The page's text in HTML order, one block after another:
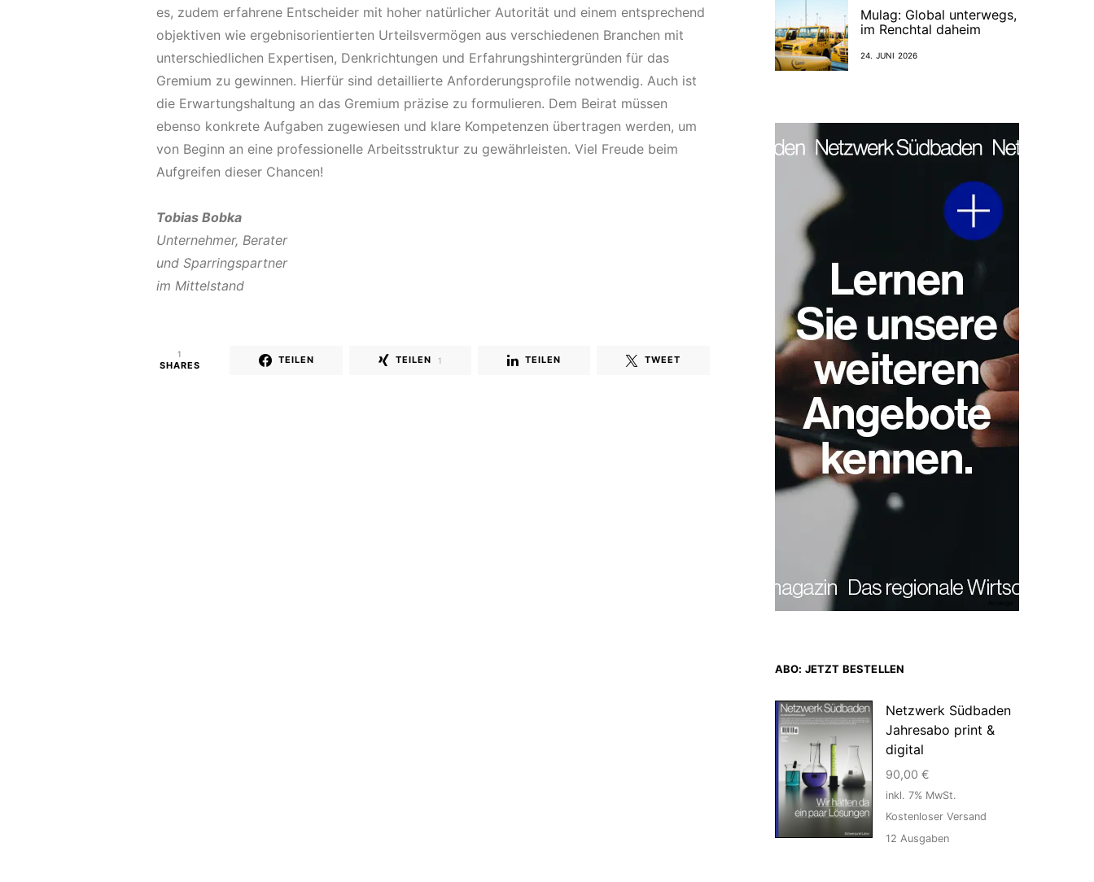
es, zudem erfahrene Entscheider mit hoher natürlicher Autorität und einem entsprechend
objektiven wie ergebnisorientierten Urteilsvermögen aus verschiedenen Branchen mit
unterschiedlichen Expertisen, Denkrichtungen und Erfahrungshintergründen für das
Gremium zu gewinnen. Hierfür sind detaillierte Anforderungsprofile notwendig. Auch ist
die Erwartungshaltung an das Gremium präzise zu formulieren. Dem Beirat müssen
ebenso konkrete Aufgaben zugewiesen und klare Kompetenzen übertragen werden, um
von Beginn an eine professionelle Arbeitsstruktur zu gewährleisten. Viel Freude beim
Aufgreifen dieser Chancen!
Tobias Bobka
Unternehmer, Berater
und Sparringspartner
im Mittelstand
1
SHARES TEILEN TEILEN 1 TEILEN TWEET
Mulag: Global unterwegs,
im Renchtal daheim
24. JUNI 2026
ABO: JETZT BESTELLEN
Netzwerk Südbaden
Jahresabo print &
digital
90,00 €
inkl. 7% MwSt.
Kostenloser Versand
12 Ausgaben